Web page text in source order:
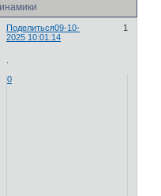
Поделиться 1
09-10-
2025 10:01:14
0